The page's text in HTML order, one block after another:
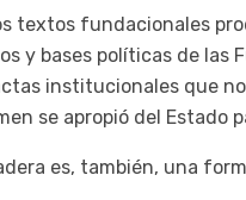
textos fundacionales
y bases políticas de las
institucionales que
se apropió del Estado
es, también, una